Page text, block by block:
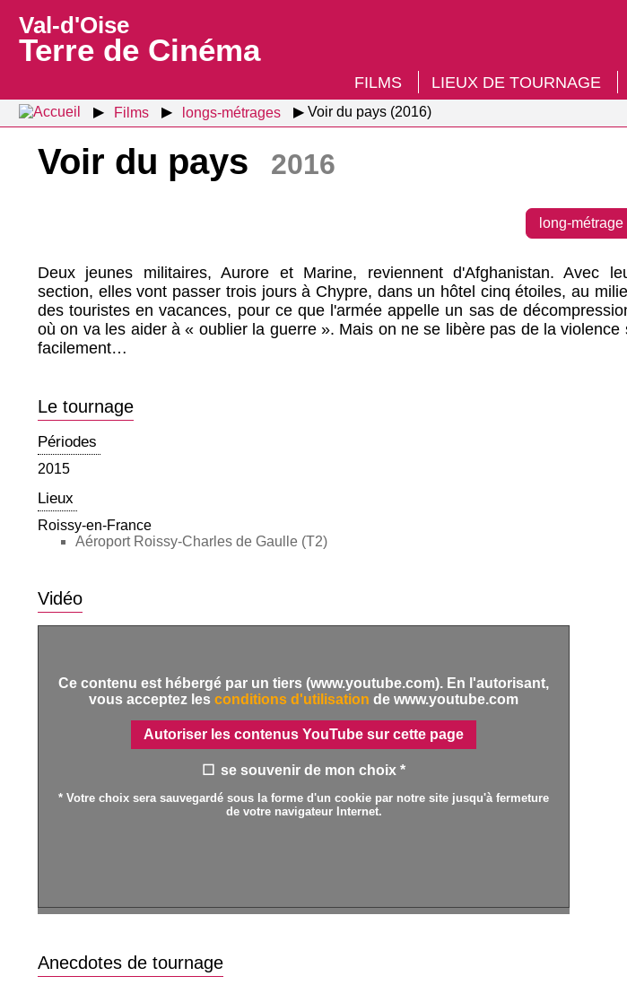
Val-d'Oise
Terre de Cinéma
FILMS LIEUX DE TOURNAGE
Films longs-métrages Voir du pays (2016)
Voir du pays 2016
long-métrage
Deux jeunes militaires, Aurore et Marine, reviennent d'Afghanistan. Avec
section, elles vont passer trois jours à Chypre, dans un hôtel cinq étoiles, au
des touristes en vacances, pour ce que l'armée appelle un sas de
où on va les aider à « oublier la guerre ». Mais on ne se libère pas de la violence
facilement…
Le tournage
Périodes
2015
Lieux
Roissy-en-France
Aéroport Roissy-Charles de Gaulle (T2)
Vidéo
Ce contenu est hébergé par un tiers (www.youtube.com). En l'autorisant,
vous acceptez les conditions d'utilisation de www.youtube.com
Autoriser les contenus YouTube sur cette page
se souvenir de mon choix *
* Votre choix sera sauvegardé sous la forme d'un cookie par notre site jusqu'à fermeture
de votre navigateur Internet.
Anecdotes de tournage